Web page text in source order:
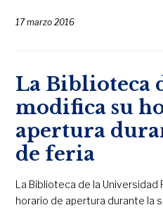
17 marzo 2016
La Biblioteca
modifica su
apertura
de feria
La Biblioteca de la
horario de apertura durante la